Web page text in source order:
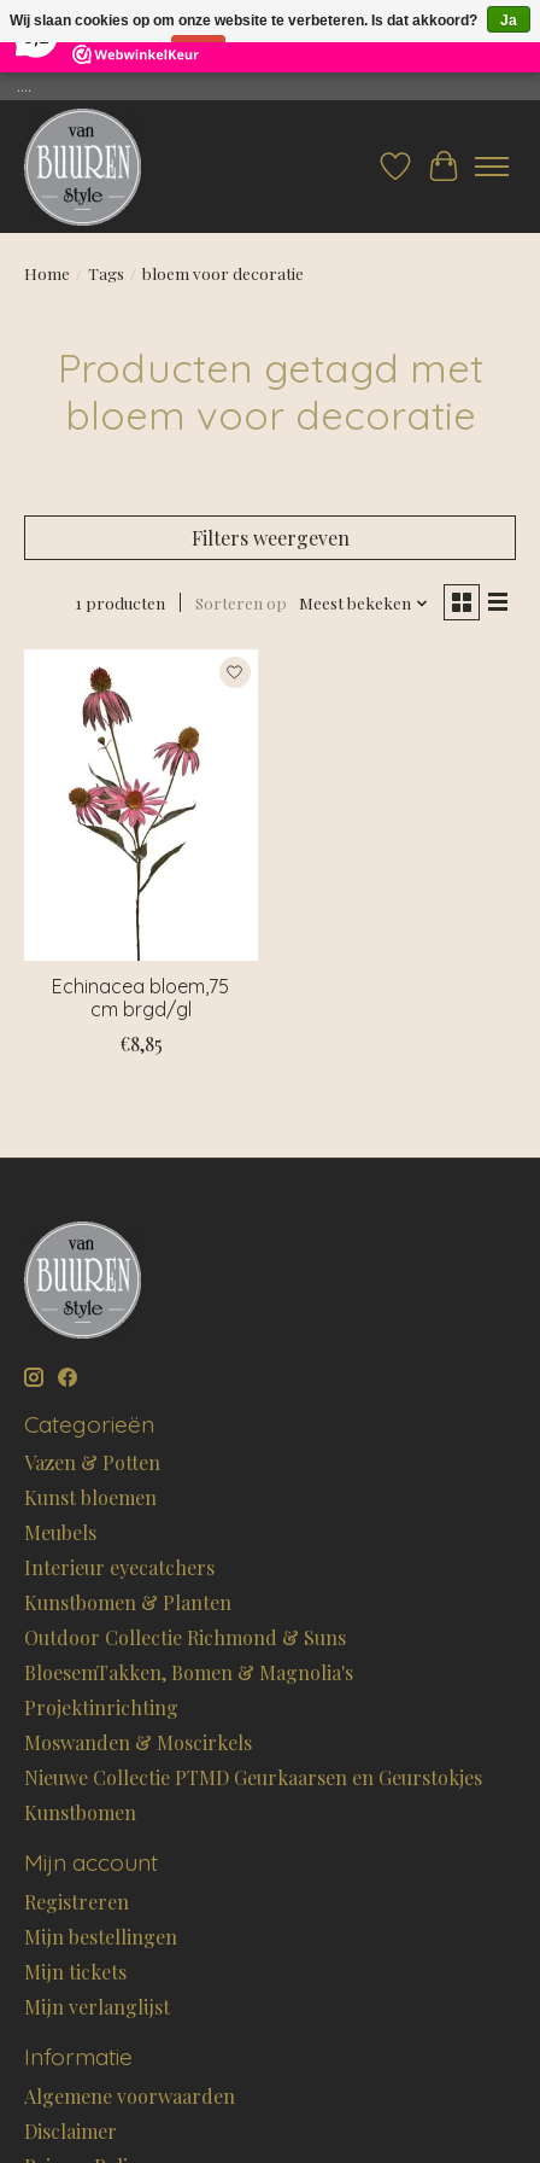
26 Reviews ×
....
Verlanglijst
Home / Tags / bloem voor decoratie
Producten getagd met
bloem voor decoratie
Filters weergeven
1 producten Sorteren op Meest bekeken
Echinacea bloem,75
cm brgd/gl
€8,85
Categorieën
Vazen & Potten
Kunst bloemen
Meubels
Interieur eyecatchers
Kunstbomen & Planten
Outdoor Collectie Richmond & Suns
BloesemTakken, Bomen & Magnolia's
Projektinrichting
Moswanden & Moscirkels
Nieuwe Collectie PTMD Geurkaarsen en Geurstokjes
Kunstbomen
Mijn account
Registreren
Mijn bestellingen
Mijn tickets
Mijn verlanglijst
Informatie
Algemene voorwaarden
Disclaimer
Wij slaan cookies op om onze website te verbeteren. Is dat akkoord?
Ja
Nee